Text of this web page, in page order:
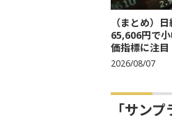
（まとめ）
65,606円で
価指標に注目
2026/08/07
「サン